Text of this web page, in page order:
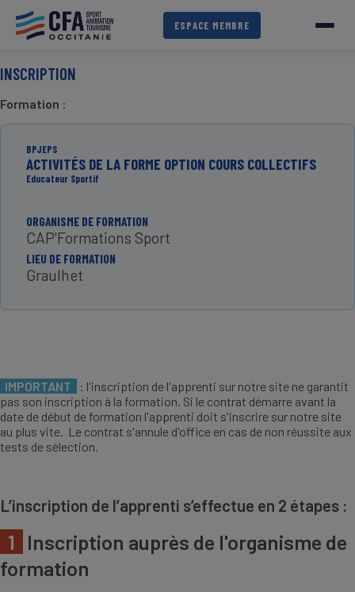
contenu
ESPACE MEMBRE
INSCRIPTION
Formation :
BPJEPS
ACTIVITÉS DE LA FORME OPTION COURS COLLECTIFS
Educateur Sportif
ORGANISME DE FORMATION
CAP'Formations Sport
LIEU DE FORMATION
Graulhet
IMPORTANT
: l'inscription de l'apprenti sur notre site ne garantit
pas son inscription à la formation. Si le contrat démarre avant la
date de début de formation l'apprenti doit s'inscrire sur notre site
au plus vite. Le contrat s'annule d'office en cas de non réussite aux
tests de sélection.
L’inscription de l’apprenti s’effectue en 2 étapes :
1
Inscription auprès de l'organisme de
formation